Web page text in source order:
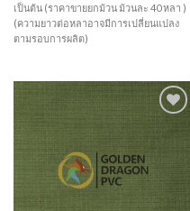
เป็นต้น (ราคาขายยกม้วน ม้วนละ 40 หลา )
(ความยาวต่อหลาอาจมีการเปลี่ยนแปลง
ตามรอบการผลิต)
Wishlist